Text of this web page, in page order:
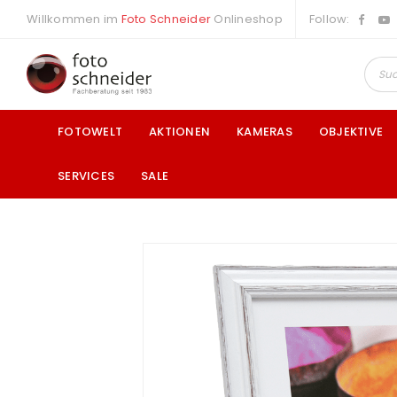
Willkommen im Foto Schneider Onlineshop Follow:
FOTOWELT AKTIONEN KAMERAS OBJEKTIVE
SERVICES SALE